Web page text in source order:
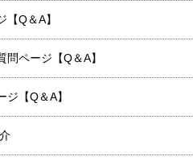
Q＆A】
ページ【Q＆A】
【Q＆A】